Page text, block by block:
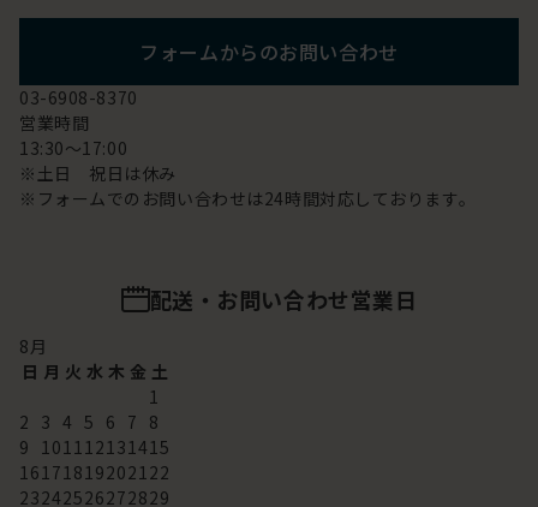
フォームからのお問い合わせ
03-6908-8370
営業時間
13:30～17:00
※土日 祝日は休み
※フォームでのお問い合わせは24時間対応しております。
配送・お問い合わせ営業日
8 月
日 月 火 水 木 金 土
1
2 3 4 5 6 7 8
9
10 11 12 13 14 15
16 17 18 192021 22
23242526272829